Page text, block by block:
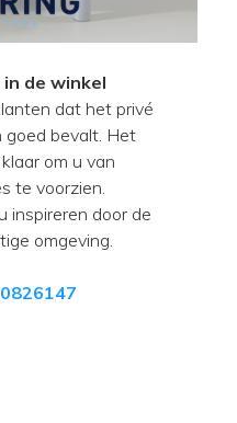
de winkel
dat het privé
goed bevalt. Het
om u van
te voorzien.
inspireren door de
omgeving.